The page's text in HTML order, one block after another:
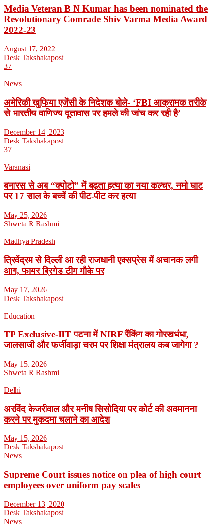
Media Veteran B N Kumar has been nominated the
Revolutionary Comrade Shiv Varma Media Award
2022-23
August 17, 2022
Desk Takshakapost
37
News
अमेरिकी खुफिया एजेंसी के निदेशक बोले- ‘FBI आक्रामक तरीके
से भारतीय वाणिज्य दूतावास पर हमले की जांच कर रही है’
December 14, 2023
Desk Takshakapost
37
Varanasi
बनारस से अब “क्योटो” में बढ़ता हत्या का नया कल्चर, नमो घाट
पर 17 साल के बच्चें की पीट-पीट कर हत्या
May 25, 2026
Shweta R Rashmi
Madhya Pradesh
त्रिवेंद्रम से दिल्ली आ रही राजधानी एक्सप्रेस में अचानक लगी
आग, फायर ब्रिगेड टीम मौके पर
May 17, 2026
Desk Takshakapost
Education
TP Exclusive-IIT पटना में NIRF रैंकिंग का गोरखधंधा,
जालसाजी और फर्जीवाड़ा चरम पर शिक्षा मंत्रालय कब जागेगा ?
May 15, 2026
Shweta R Rashmi
Delhi
अरविंद केजरीवाल और मनीष सिसोदिया पर कोर्ट की अवमानना
करने पर मुकदमा चलाने का आदेश
May 15, 2026
Desk Takshakapost
News
Supreme Court issues notice on plea of high court
employees over uniform pay scales
December 13, 2020
Desk Takshakapost
News